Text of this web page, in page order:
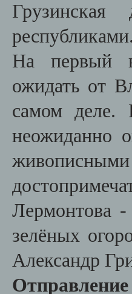
республиками.
На первый
ожидать от
самом деле.
неожиданно
Лермонтова
зелёных
Александр